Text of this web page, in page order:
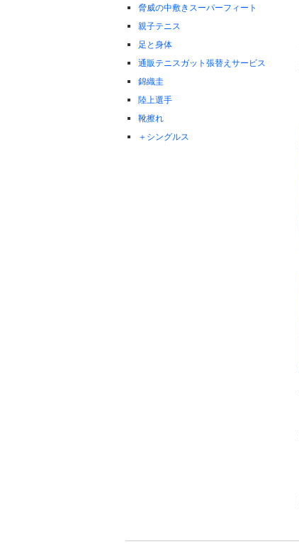
脅威の中敷きスーパーフィート
親子テニス
足と身体
通販テニスガット張替えサービス
錦織圭
陸上選手
靴擦れ
＋シングルス